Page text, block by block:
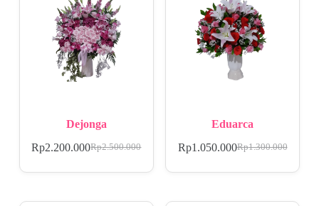
Dejonga
Rp2.500.000
Rp2.200.000
Eduarca
Rp1.300.000
Rp1.050.000